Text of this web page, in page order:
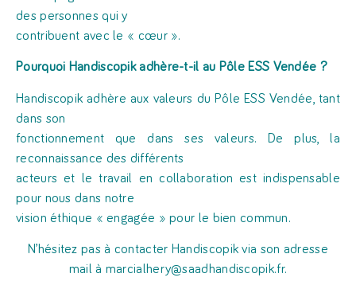
des personnes qui y
contribuent avec le « cœur ».
Pourquoi Handiscopikadhère-t-il au Pôle ESS Vendée ?
Handiscopik adhère aux valeurs du Pôle ESS Vendée, tant
dans son
fonctionnement que dans ses valeurs. De plus, la
reconnaissance des différents
acteurs et le travail en collaboration est indispensable
pour nous dans notre
vision éthique « engagée » pour le bien commun.
N’hésitez pas à contacter Handiscopik via son adresse
mail à marcialhery@saadhandiscopik.fr.